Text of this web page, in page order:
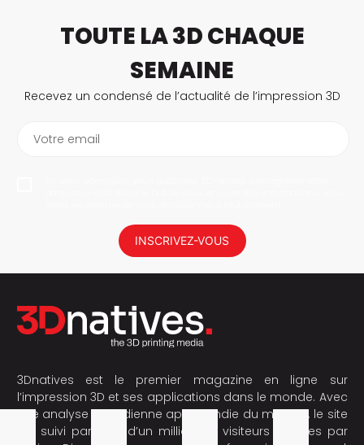
TOUTE LA 3D CHAQUE
SEMAINE
Recevez un condensé de l’actualité de l’impression 3D
Votre email
INSCRIVEZ-VOUS
3Dnatives est le premier magazine en ligne sur
l’impression 3D et ses applications dans le monde. Avec
une analyse quotidienne approfondie du marché, le site
est suivi par plus d’un million de visiteurs uniques par